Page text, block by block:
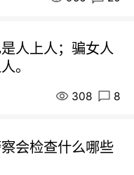
人上人；骗女人
。
308 8
会检查什么哪些